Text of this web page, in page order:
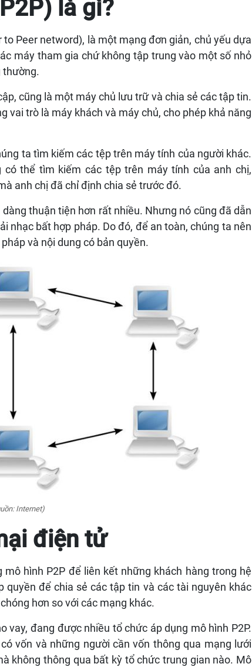
là gì?
Peer netword), là một mạng đơn giản, chủ yếu dựa
máy tham gia chứ không tập trung vào một số nhỏ
thường.
cũng là một máy chủ lưu trữ và chia sẻ các tập tin.
vai trò là máy khách và máy chủ, cho phép khả năng
ta tìm kiếm các tệp trên máy tính của người khác.
thể tìm kiếm các tệp trên máy tính của anh chị,
anh chị đã chỉ định chia sẻ trước đó.
thuận tiện hơn rất nhiều. Nhưng nó cũng đã dẫn
nhạc bất hợp pháp. Do đó, để an toàn, chúng ta nên
và nội dung có bản quyền.
Internet)
điện tử
hình P2P để liên kết những khách hàng trong hệ
để chia sẻ các tập tin và các tài nguyên khác
hơn so với các mạng khác.
vay, đang được nhiều tổ chức áp dụng mô hình P2P.
vốn và những người cần vốn thông qua mạng lưới
không thông qua bất kỳ tổ chức trung gian nào. Mô